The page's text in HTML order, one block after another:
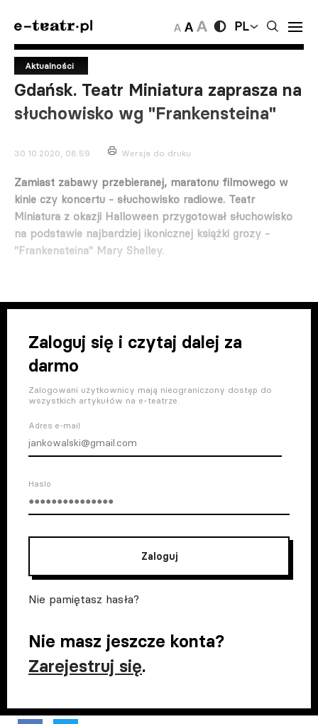
PL
Aktualności
Gdańsk. Teatr Miniatura zaprasza na
słuchowisko wg "Frankensteina"
30.10.2020, 08:59 Wersja do druku
Zamiast zabawy przebieranej, maratonu filmowego w
kinie czy koncertu - słuchowisko radiowe. Teatr
Miniatura z okazji Halloween przygotował słuchowisko
na podstawie najbardziej ikonicznej książki grozy -
"Frankensteina" Mary Shelley.
Zaloguj się i czytaj dalej za
darmo
Zalogowani użytkownicy mają nieograniczony dostęp do
wszystkich artykułów na e-teatrze.
Adres e-mail
Haslo
Zaloguj
Nie pamiętasz hasła?
Nie masz jeszcze konta?
Zarejestruj się.